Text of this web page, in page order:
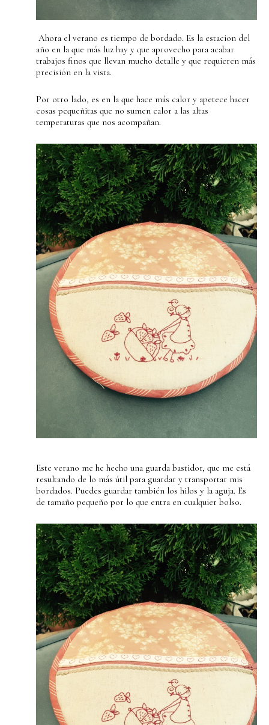
Ahora el verano es tiempo de bordado. Es la estacion del
año en la que más luz hay y que aprovecho para acabar
trabajos finos que llevan mucho detalle y que requieren más
precisión en la vista.
Por otro lado, es en la que hace más calor y apetece hacer
cosas pequeñitas que no sumen calor a las altas
temperaturas que nos acompañan.
Este verano me he hecho una guarda bastidor, que me está
resultando de lo más útil para guardar y transportar mis
bordados. Puedes guardar también los hilos y la aguja. Es
de tamaño pequeño por lo que entra en cualquier bolso.